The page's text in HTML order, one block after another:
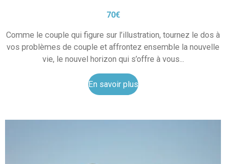
70€
Comme le couple qui figure sur l’illustration, tournez le dos à
vos problèmes de couple et affrontez ensemble la nouvelle
vie, le nouvel horizon qui s’offre à vous...
En savoir plus